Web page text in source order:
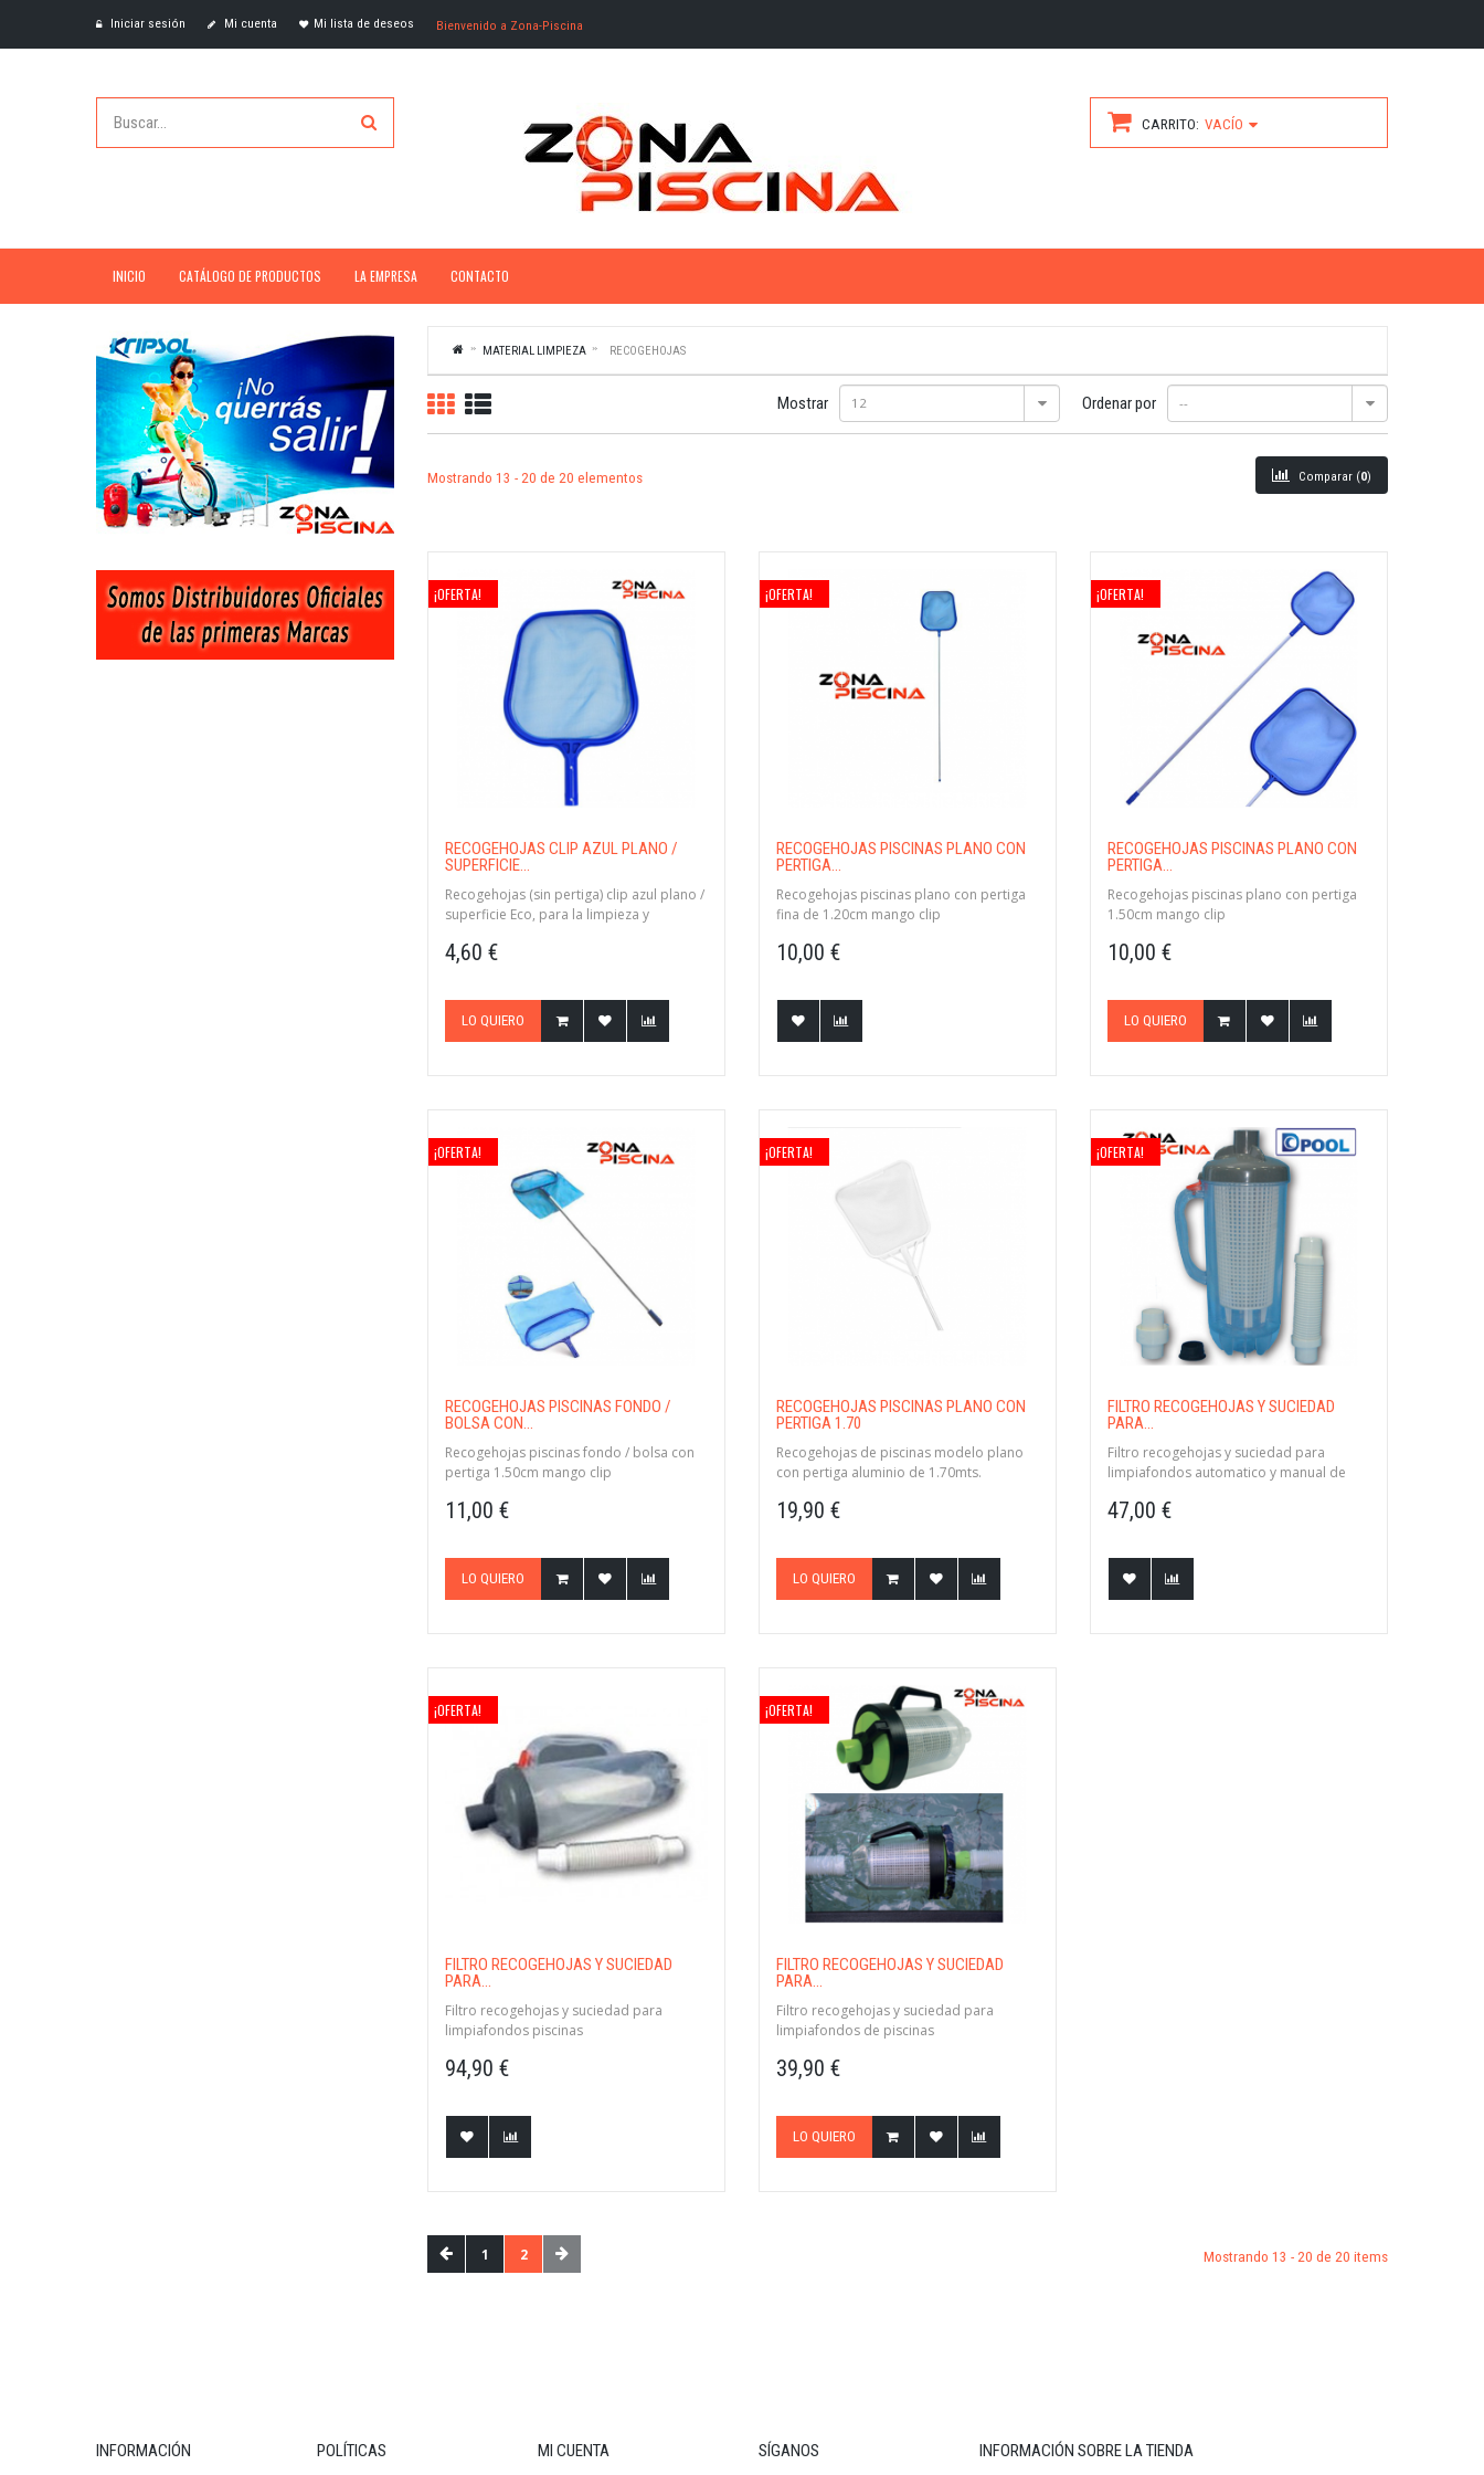
Iniciar sesión Mi cuenta Mi lista de deseos Bienvenido a Zona-Piscina
CARRITO VACÍO
INICIO CATÁLOGO DE PRODUCTOS LA EMPRESA CONTACTO
MATERIAL LIMPIEZA RECOGEHOJAS
Ordenar por --
Mostrar 12
Mostrando 13 - 20 de 20 elementos Comparar (0)
¡OFERTA!
RECOGEHOJAS CLIP AZUL PLANO /
SUPERFICIE...
Recogehojas (sin pertiga) clip azul plano /
superficie Eco, para la limpieza y
4,60 €
LO QUIERO
¡OFERTA!
RECOGEHOJAS PISCINAS PLANO CON
PERTIGA...
Recogehojas piscinas plano con pertiga
fina de 1.20cm mango clip
10,00 €
¡OFERTA!
RECOGEHOJAS PISCINAS PLANO CON
PERTIGA...
Recogehojas piscinas plano con pertiga
1.50cm mango clip
10,00 €
LO QUIERO
¡OFERTA!
RECOGEHOJAS PISCINAS FONDO /
BOLSA CON...
Recogehojas piscinas fondo / bolsa con
pertiga 1.50cm mango clip
11,00 €
LO QUIERO
¡OFERTA!
RECOGEHOJAS PISCINAS PLANO CON
PERTIGA 1.70
Recogehojas de piscinas modelo plano
con pertiga aluminio de 1.70mts.
19,90 €
LO QUIERO
¡OFERTA!
FILTRO RECOGEHOJAS Y SUCIEDAD
PARA...
Filtro recogehojas y suciedad para
limpiafondos automatico y manual de
47,00 €
¡OFERTA!
FILTRO RECOGEHOJAS Y SUCIEDAD
PARA...
Filtro recogehojas y suciedad para
limpiafondos piscinas
94,90 €
¡OFERTA!
FILTRO RECOGEHOJAS Y SUCIEDAD
PARA...
Filtro recogehojas y suciedad para
limpiafondos de piscinas
39,90 €
LO QUIERO
1 2 Mostrando 13 - 20 de 20 items
INFORMACIÓN POLÍTICAS MI CUENTA SÍGANOS INFORMACIÓN SOBRE LA TIENDA